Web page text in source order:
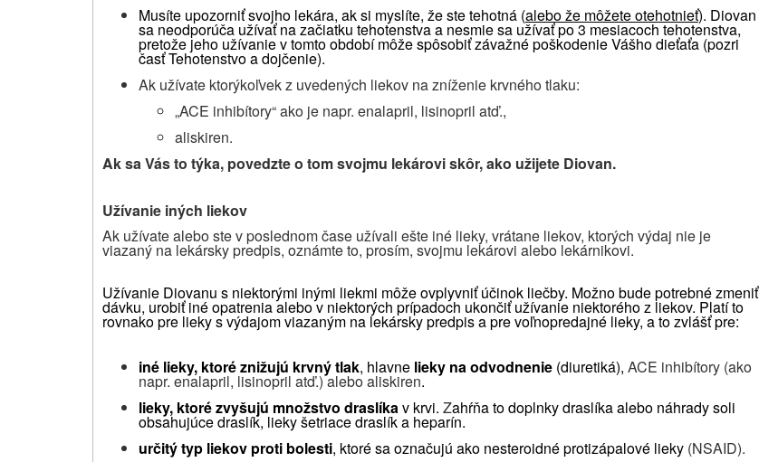
Musíte upozorniť svojho lekára, ak si myslíte, že ste tehotná (alebo že môžete otehotnieť). Diovan
sa neodporúča užívať na začiatku tehotenstva a nesmie sa užívať po 3 mesiacoch tehotenstva,
pretože jeho užívanie v tomto období môže spôsobiť závažné poškodenie Vášho dieťaťa (pozri
časť Tehotenstvo a dojčenie).
Ak užívate ktorýkoľvek z uvedených liekov na zníženie krvného tlaku:
„ACE inhibítory“ ako je napr. enalapril, lisinopril atď.,
aliskiren.
Ak sa Vás to týka, povedzte o tom svojmu lekárovi skôr, ako užijete Diovan.
Užívanie iných liekov
Ak užívate alebo ste v poslednom čase užívali ešte iné lieky, vrátane liekov, ktorých výdaj nie je
viazaný na lekársky predpis, oznámte to, prosím, svojmu lekárovi alebo lekárnikovi.
Užívanie Diovanu s niektorými inými liekmi môže ovplyvniť účinok liečby. Možno bude potrebné zmeniť
dávku, urobiť iné opatrenia alebo v niektorých prípadoch ukončiť užívanie niektorého z liekov. Platí to
rovnako pre lieky s výdajom viazaným na lekársky predpis a pre voľnopredajné lieky, a to zvlášť pre:
iné lieky, ktoré znižujú krvný tlak, hlavne lieky na odvodnenie (diuretiká), ACE inhibítory (ako
napr. enalapril, lisinopril atď.) alebo aliskiren.
lieky, ktoré zvyšujú množstvo draslíkav krvi. Zahŕňa to doplnky draslíka alebo náhrady soli
obsahujúce draslík, lieky šetriace draslík a heparín.
určitý typ liekov proti bolesti, ktoré sa označujú ako nesteroidné protizápalové lieky (NSAID).